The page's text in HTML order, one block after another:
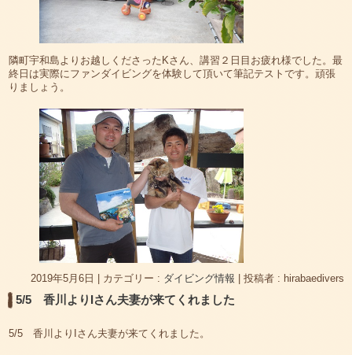
隣町宇和島よりお越しくださったKさん、講習２日目お疲れ様でした。最
終日は実際にファンダイビングを体験して頂いて筆記テストです。頑張
りましょう。
2019年5月6日 カテゴリー : ダイビング情報 投稿者 : hirabaedivers
5/5 香川よりIさん夫妻が来てくれました
5/5 香川よりIさん夫妻が来てくれました。